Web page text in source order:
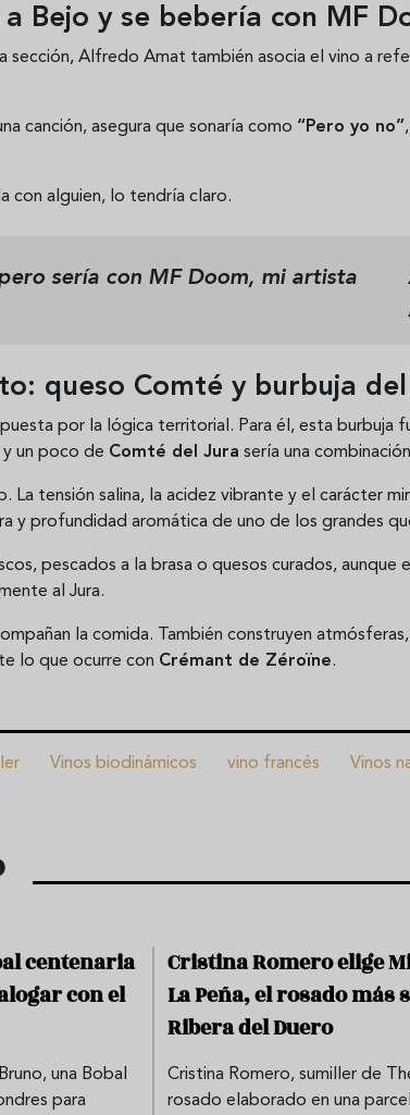
Bejo y se bebería con MF
sección, Alfredo Amat también asocia el vino a
canción, asegura que sonaría como “Pero yo no”
con alguien, lo tendría claro.
sería con MF Doom, mi artista
queso Comté y burbuja
por la lógica territorial. Para él, esta burbuja
un poco de Comté del Jura sería una
La tensión salina, la acidez vibrante y el carácter
y profundidad aromática de uno de los grandes
pescados a la brasa o quesos curados, aunque
al Jura.
la comida. También construyen
lo que ocurre con Crémant de Zéroïne.
Vinos biodinámicos vino francés Vinos
centenaria
con el
una Bobal
para
Cristina Romero elige
La Peña, el rosado más
Ribera del Duero
Cristina Romero, sumiller de
rosado elaborado en una